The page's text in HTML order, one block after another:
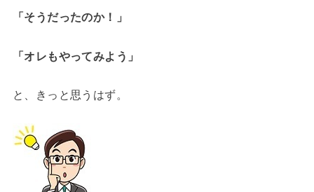
「そうだったのか！」
「オレもやってみよう」
と、きっと思うはず。